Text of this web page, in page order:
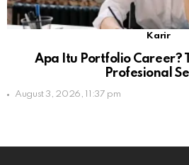
Karir
Apa Itu Portfolio Career?
Profesional
August 3, 2026, 11:37 pm